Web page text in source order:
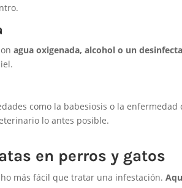
agua oxigenada, alcohol o un
como la babesiosis o la enfermedad
lo antes posible.
en perros y gatos
más fácil que tratar una infestación.